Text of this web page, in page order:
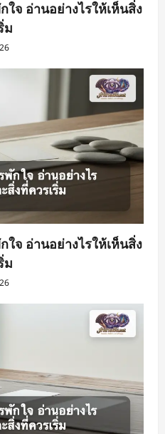
ใจ อ่านอย่างไรให้เห็นสิ่ง
ม
ใจ อ่านอย่างไรให้เห็นสิ่ง
ม